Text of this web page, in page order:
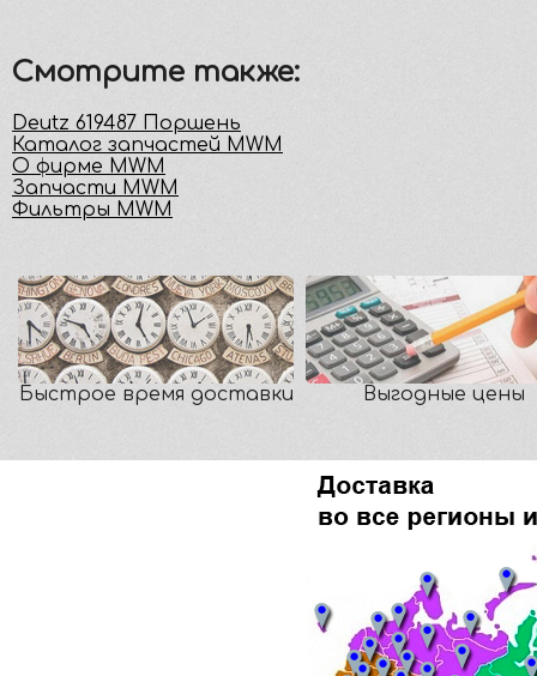
Смотрите также:
Deutz 619487 Поршень
Каталог запчастей MWM
О фирме MWM
Запчасти MWM
Фильтры MWM
Быстрое время доставки Выгодные цены